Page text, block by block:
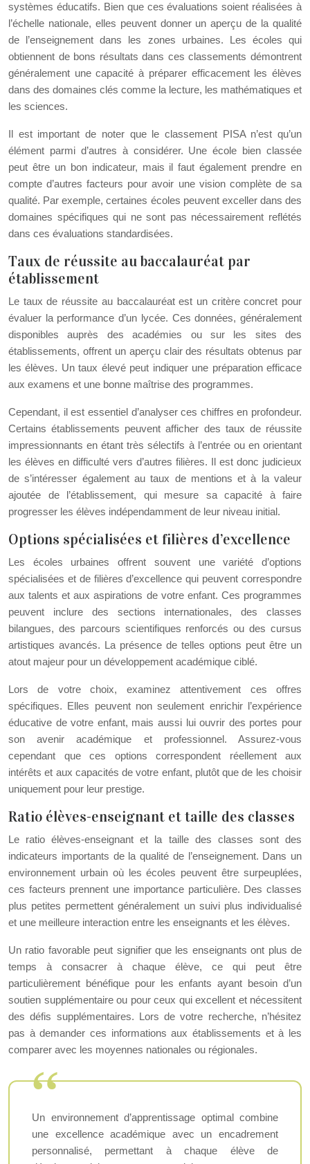
systèmes éducatifs. Bien que ces évaluations soient réalisées à
l’échelle nationale, elles peuvent donner un aperçu de la qualité
de l’enseignement dans les zones urbaines. Les écoles qui
obtiennent de bons résultats dans ces classements démontrent
généralement une capacité à préparer efficacement les élèves
dans des domaines clés comme la lecture, les mathématiques et
les sciences.
Il est important de noter que le classement PISA n’est qu’un
élément parmi d’autres à considérer. Une école bien classée
peut être un bon indicateur, mais il faut également prendre en
compte d’autres facteurs pour avoir une vision complète de sa
qualité. Par exemple, certaines écoles peuvent exceller dans des
domaines spécifiques qui ne sont pas nécessairement reflétés
dans ces évaluations standardisées.
Taux de réussite au baccalauréat par
établissement
Le taux de réussite au baccalauréat est un critère concret pour
évaluer la performance d’un lycée. Ces données, généralement
disponibles auprès des académies ou sur les sites des
établissements, offrent un aperçu clair des résultats obtenus par
les élèves. Un taux élevé peut indiquer une préparation efficace
aux examens et une bonne maîtrise des programmes.
Cependant, il est essentiel d’analyser ces chiffres en profondeur.
Certains établissements peuvent afficher des taux de réussite
impressionnants en étant très sélectifs à l’entrée ou en orientant
les élèves en difficulté vers d’autres filières. Il est donc judicieux
de s’intéresser également au taux de mentions et à la valeur
ajoutée de l’établissement, qui mesure sa capacité à faire
progresser les élèves indépendamment de leur niveau initial.
Options spécialisées et filières d’excellence
Les écoles urbaines offrent souvent une variété d’options
spécialisées et de filières d’excellence qui peuvent correspondre
aux talents et aux aspirations de votre enfant. Ces programmes
peuvent inclure des sections internationales, des classes
bilangues, des parcours scientifiques renforcés ou des cursus
artistiques avancés. La présence de telles options peut être un
atout majeur pour un développement académique ciblé.
Lors de votre choix, examinez attentivement ces offres
spécifiques. Elles peuvent non seulement enrichir l’expérience
éducative de votre enfant, mais aussi lui ouvrir des portes pour
son avenir académique et professionnel. Assurez-vous
cependant que ces options correspondent réellement aux
intérêts et aux capacités de votre enfant, plutôt que de les choisir
uniquement pour leur prestige.
Ratio élèves-enseignant et taille des classes
Le ratio élèves-enseignant et la taille des classes sont des
indicateurs importants de la qualité de l’enseignement. Dans un
environnement urbain où les écoles peuvent être surpeuplées,
ces facteurs prennent une importance particulière. Des classes
plus petites permettent généralement un suivi plus individualisé
et une meilleure interaction entre les enseignants et les élèves.
Un ratio favorable peut signifier que les enseignants ont plus de
temps à consacrer à chaque élève, ce qui peut être
particulièrement bénéfique pour les enfants ayant besoin d’un
soutien supplémentaire ou pour ceux qui excellent et nécessitent
des défis supplémentaires. Lors de votre recherche, n’hésitez
pas à demander ces informations aux établissements et à les
comparer avec les moyennes nationales ou régionales.
Un environnement d’apprentissage optimal combine
une excellence académique avec un encadrement
personnalisé, permettant à chaque élève de